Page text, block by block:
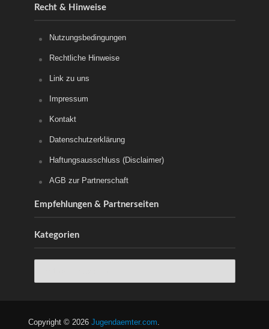
Recht & Hinweise
Nutzungsbedingungen
Rechtliche Hinweise
Link zu uns
Impressum
Kontakt
Datenschutzerklärung
Haftungsausschluss (Disclaimer)
AGB zur Partnerschaft
Empfehlungen & Partnerseiten
Kategorien
Copyright © 2026 Jugendaemter.com.